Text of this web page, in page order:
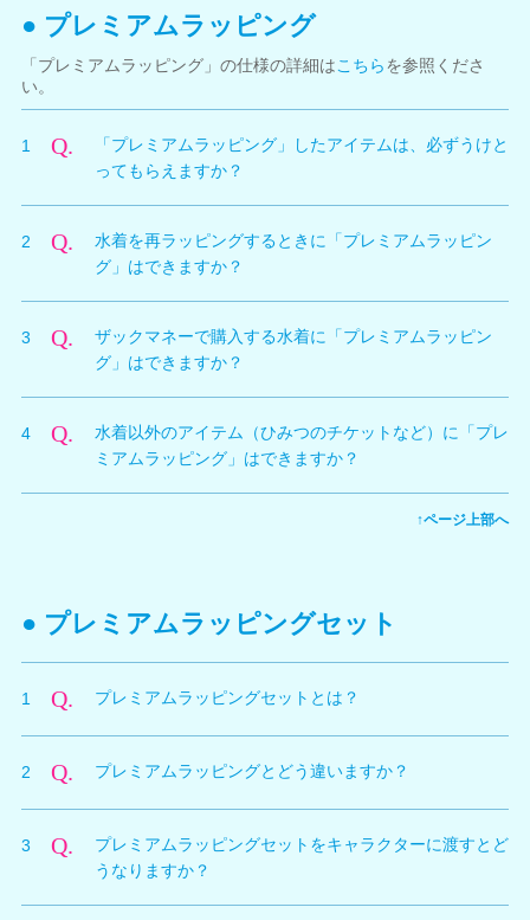
● プレミアムラッピング
「プレミアムラッピング」の仕様の詳細はこちらを参照くださ
い。
1 Q.
「プレミアムラッピング」したアイテムは、必ずうけと
ってもらえますか？
場合、プレゼントしたキャラクターは必ずうけとってく
れます。まんぞく度などの影響をうけません。
グでも渡すことはできません。 【9/30追記】
2 Q.
水着を再ラッピングするときに「プレミアムラッピン
グ」はできますか？
ことはできません。
3 Q.
ザックマネーで購入する水着に「プレミアムラッピン
グ」はできますか？
グ」を選択することはできません。
4 Q.
水着以外のアイテム（ひみつのチケットなど）に「プレ
ミアムラッピング」はできますか？
は、「プレミアムラッピング」を選択することはできま
るときのみ「プレミアムラッピング」を選択することが
でき、水着以外のアイテムをプレミアム引換券で交換し
ても「プレミアムラッピング」を選択することはできま
せん。
↑ページ上部へ
● プレミアムラッピングセット
1 Q. プレミアムラッピングセットとは？
じ名称で配信されている水着の全9種類（A～I）が１つ
2 Q. プレミアムラッピングとどう違いますか？
グされているのに対し、プレミアムラッピングセットは
同じ名称で配信されている水着の全9種類（A～I）がラ
3 Q.
プレミアムラッピングセットをキャラクターに渡すとど
うなりますか？